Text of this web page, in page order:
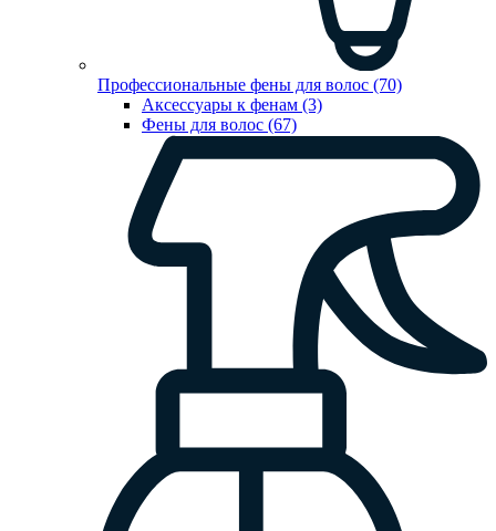
Профессиональные фены для волос (70)
Аксессуары к фенам (3)
Фены для волос (67)